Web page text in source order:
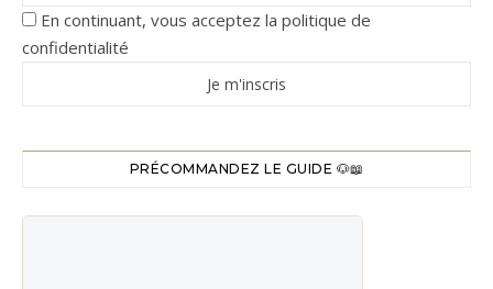
En continuant, vous acceptez la politique de
confidentialité
PRÉCOMMANDEZ LE GUIDE 🐶📖